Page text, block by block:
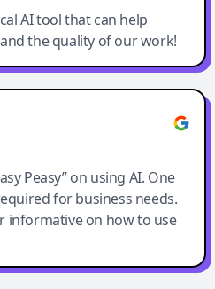
AI tool that can help
the quality of our work!
Peasy” on using AI. One
for business needs.
informative on how to use